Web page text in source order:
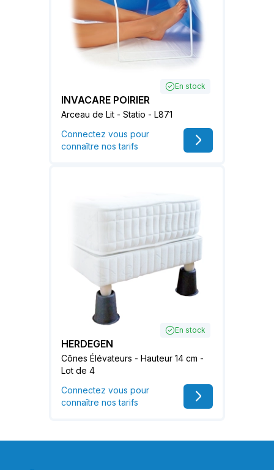
En stock
INVACARE POIRIER
Arceau de Lit - Statio - L871
Connectez vous pour
connaître nos tarifs
En stock
HERDEGEN
Cônes Élévateurs - Hauteur 14 cm -
Lot de 4
Connectez vous pour
connaître nos tarifs